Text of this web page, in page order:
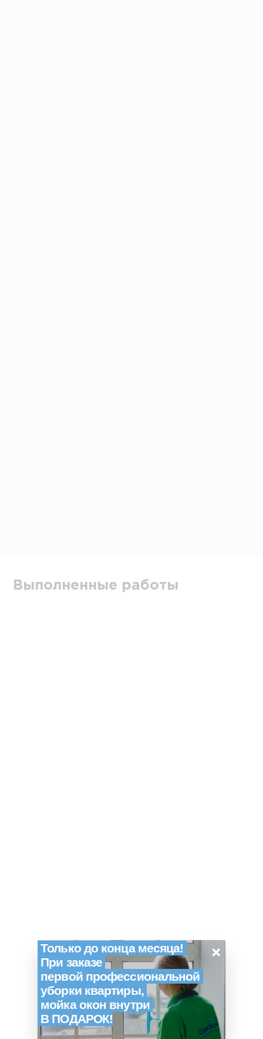
Выполненные работы
Только до конца месяца!
При заказе
первой профессиональной
уборки квартиры,
мойка окон внутри
В ПОДАРОК!
×